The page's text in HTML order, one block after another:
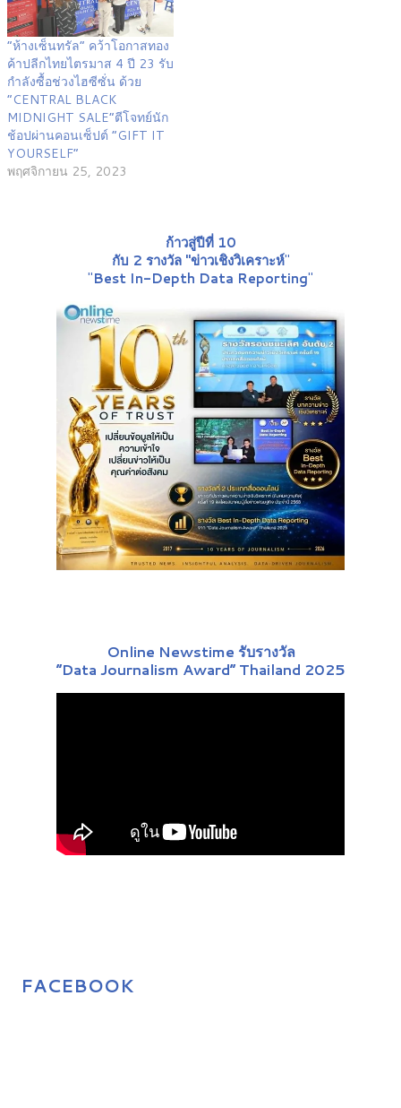
“ห้างเซ็นทรัล” คว้าโอกาสทอง
ค้าปลีกไทยไตรมาส 4 ปี 23 รับ
กำลังซื้อช่วงไฮซีซั่น ด้วย
“CENTRAL BLACK
MIDNIGHT SALE”ตีโจทย์นัก
ช้อปผ่านคอนเซ็ปต์ “GIFT IT
YOURSELF”
พฤศจิกายน 25, 2023
ก้าวสู่ปีที่ 10
กับ 2 รางวัล "ข่าวเชิงวิเคราะห์"
"Best In-Depth Data Reporting"
Online Newstime รับรางวัล
“Data Journalism Award” Thailand 2025
FACEBOOK